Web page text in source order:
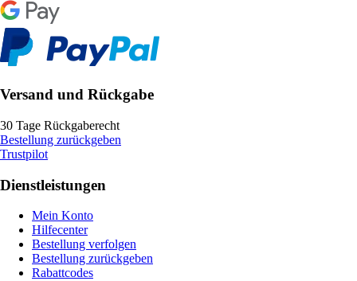
Versand und Rückgabe
30 Tage Rückgaberecht
Bestellung zurückgeben
Trustpilot
Dienstleistungen
Mein Konto
Hilfecenter
Bestellung verfolgen
Bestellung zurückgeben
Rabattcodes